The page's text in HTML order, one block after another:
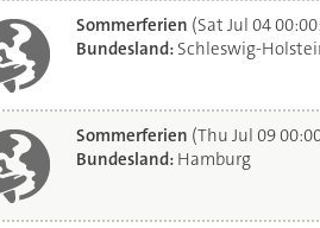
Sommerferien (Sat Jul 04
Bundesland: Schleswig-
Sommerferien (Thu Jul 09
Bundesland: Hamburg